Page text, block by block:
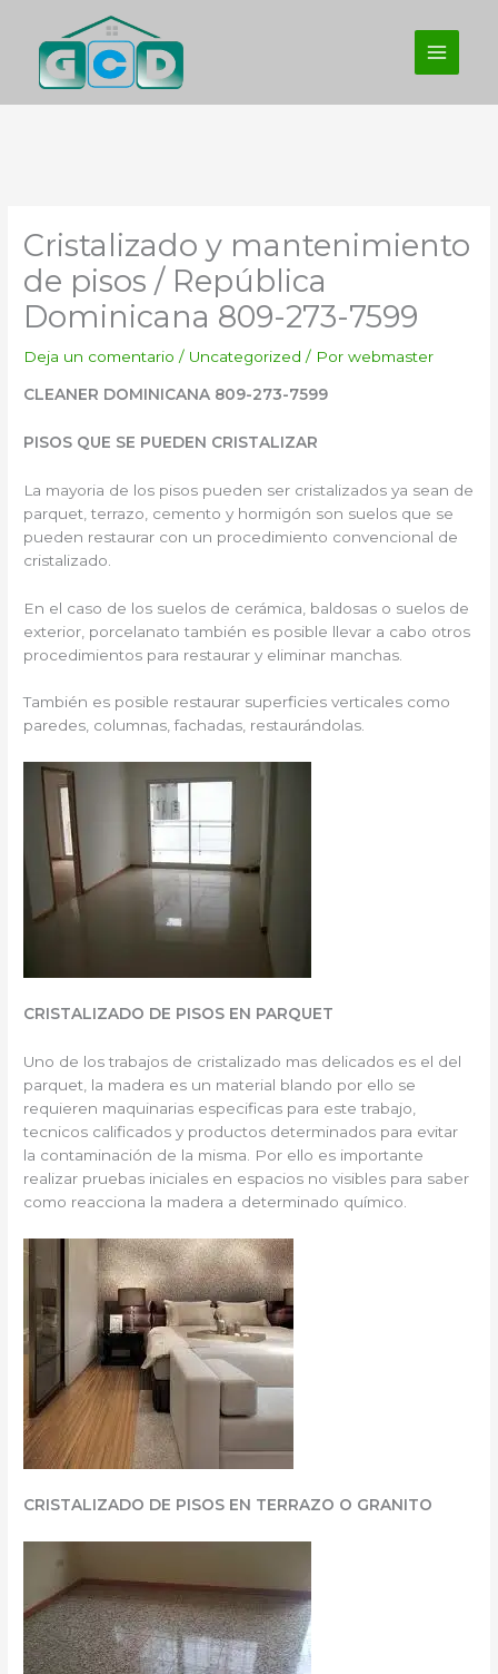
contenido
Cristalizado y mantenimiento
de pisos / República
Dominicana 809-273-7599
Deja un comentario / Uncategorized / Porwebmaster
CLEANER DOMINICANA 809-273-7599
PISOS QUE SE PUEDEN CRISTALIZAR
La mayoria de los pisos pueden ser cristalizados ya sean de
parquet, terrazo, cemento y hormigón son suelos que se
pueden restaurar con un procedimiento convencional de
cristalizado.
En el caso de los suelos de cerámica, baldosas o suelos de
exterior, porcelanato también es posible llevar a cabo otros
procedimientos para restaurar y eliminar manchas.
También es posible restaurar superficies verticales como
paredes, columnas, fachadas, restaurándolas.
CRISTALIZADO DE PISOS EN PARQUET
Uno de los trabajos de cristalizado mas delicados es el del
parquet, la madera es un material blando por ello se
requieren maquinarias especificas para este trabajo,
tecnicos calificados y productos determinados para evitar
la contaminación de la misma. Por ello es importante
realizar pruebas iniciales en espacios no visibles para saber
como reacciona la madera a determinado químico.
CRISTALIZADO DE PISOS EN TERRAZO O GRANITO